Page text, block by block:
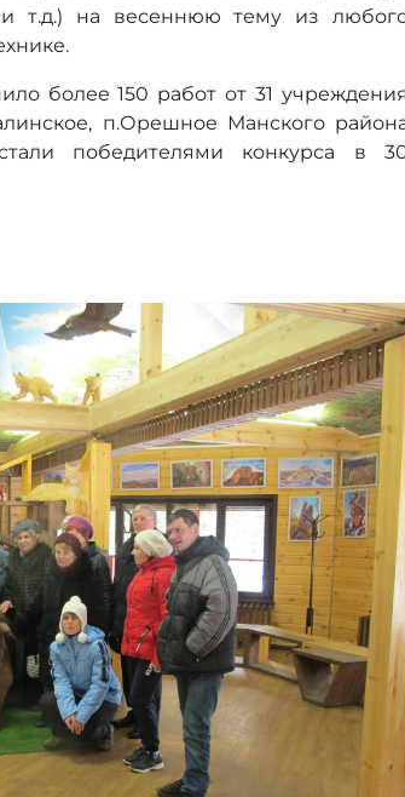
и т.д.) на весеннюю тему из
более 150 работ от 31 учреждения
п.Орешное Манского
победителями конкурса в